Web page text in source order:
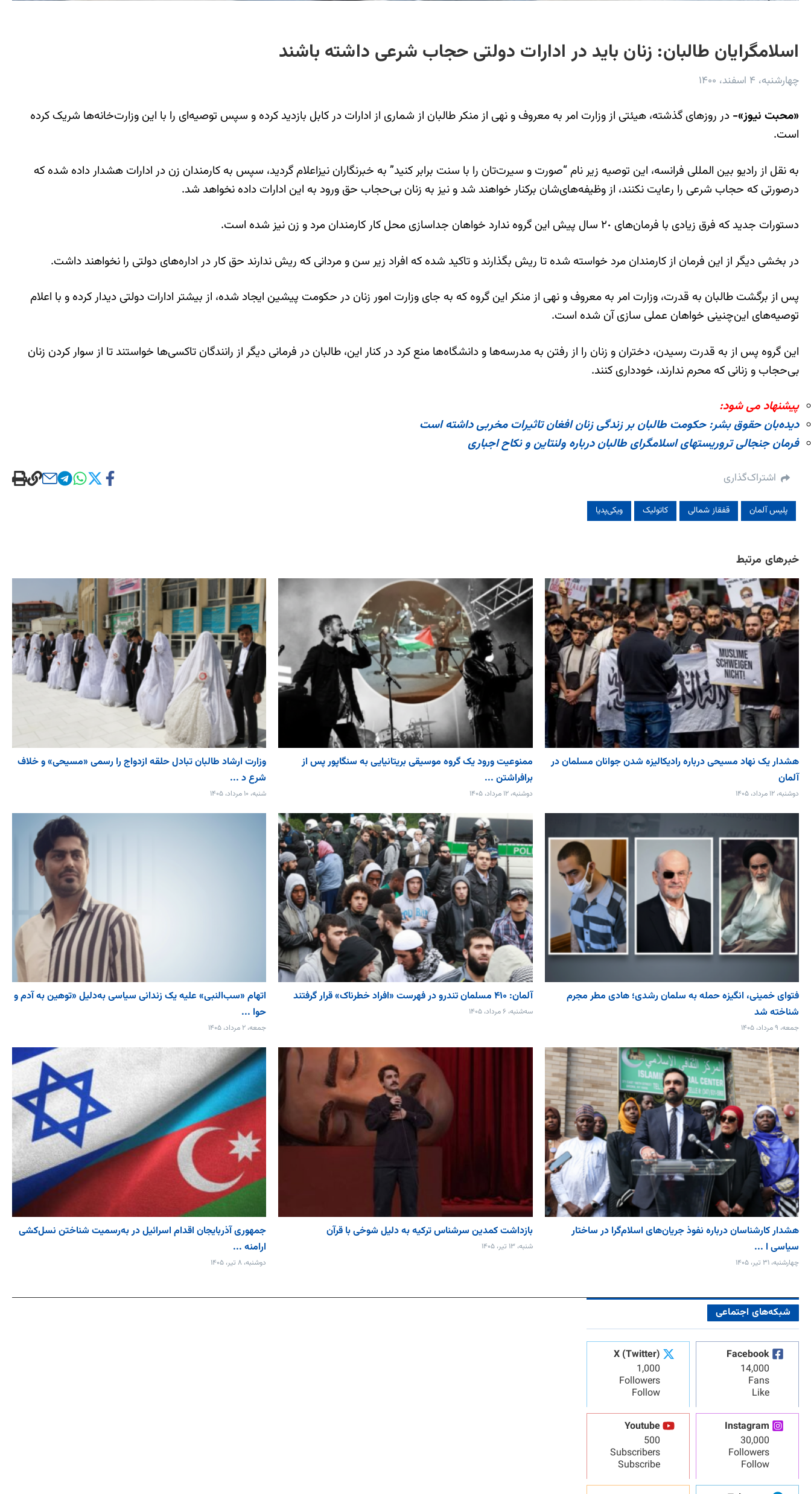
اسلامگرایان طالبان: زنان باید در ادارات دولتی حجاب شرعی داشته باشند
چهارشنبه، ۴ اسفند، ۱۴۰۰
«محبت نیوز»- در روزهای گذشته، هیئتی از وزارت امر به معروف و نهی از منکر طالبان از شماری از ادارات در کابل بازدید کرده و سپس توصیه‌ای را با این وزارت‌خانه‌ها شریک کرده
است.
به نقل از رادیو بین المللی فرانسه، این توصیه زیر نام “صورت و سیرت‌تان را با سنت برابر کنید” به خبرنگاران نیزاعلام گردید، سپس به کارمندان زن در ادارات هشدار داده شده که
درصورتی که حجاب شرعی را رعایت نکنند، از وظیفه‌های‌شان برکنار خواهند شد و نیز به زنان بی‌حجاب حق ورود به این ادارات داده نخواهد شد.
دستورات جدید که فرق زیادی با فرمان‌های ٢٠ سال پیش این گروه ندارد خواهان جداسازی محل کار کارمندان مرد و زن نیز شده است.
در بخشی دیگر از این فرمان از کارمندان مرد خواسته شده تا ریش بگذارند و تاکید شده که افراد زیر سن و مردانی که ریش ندارند حق کار در اداره‌های دولتی را نخواهند داشت.
پس از برگشت طالبان به قدرت، وزارت امر به معروف و نهی از منکر این گروه که به جای وزارت امور زنان در حکومت پیشین ایجاد شده، از بیشتر ادارات دولتی دیدار کرده و با اعلام
توصیه‌های این‌چنینی خواهان عملی سازی آن شده است.
این گروه پس از به قدرت رسیدن، دختران و زنان را از رفتن به مدرسه‌ها و دانشگاه‌ها منع کرد در کنار این، طالبان در فرمانی دیگر از رانندگان تاکسی‌ها خواستند تا از سوار کردن زنان
بی‌حجاب و زنانی که محرم ندارند، خودداری کنند.
پیشنهاد می شود:
دیده‌بان حقوق بشر: حکومت طالبان بر زندگی زنان افغان تاثیرات مخربی داشته است
فرمان جنجالی تروریستهای اسلامگرای طالبان درباره ولنتاین و نکاح اجباری
اشتراک‌گذاری
پلیس آلمان قفقاز شمالی کاتولیک‌ ویکی‌پدیا
خبرهای مرتبط
هشدار یک نهاد مسیحی درباره رادیکالیزه شدن جوانان مسلمان در
آلمان
دوشنبه، ۱۲ مرداد، ۱۴۰۵
ممنوعیت ورود یک گروه موسیقی بریتانیایی به سنگاپور پس از
برافراشتن ...
دوشنبه، ۱۲ مرداد، ۱۴۰۵
وزارت ارشاد طالبان تبادل حلقه ازدواج را رسمی «مسیحی» و خلاف
شرع د ...
شنبه، ۱۰ مرداد، ۱۴۰۵
فتوای خمینی، انگیزه حمله به سلمان رشدی؛ هادی مطر مجرم
شناخته شد
جمعه، ۹ مرداد، ۱۴۰۵
آلمان: ۴۱۰ مسلمان تندرو در فهرست «افراد خطرناک» قرار گرفتند
سه‌شنبه، ۶ مرداد، ۱۴۰۵
اتهام «سب‌النبی» علیه یک زندانی سیاسی به‌دلیل «توهین به آدم و
حوا ...
جمعه، ۲ مرداد، ۱۴۰۵
هشدار کارشناسان درباره نفوذ جریان‌های اسلام‌گرا در ساختار
سیاسی ا ...
چهارشنبه، ۳۱ تیر، ۱۴۰۵
بازداشت کمدین سرشناس ترکیه به دلیل شوخی با قرآن
شنبه، ۱۳ تیر، ۱۴۰۵
جمهوری آذربایجان اقدام اسرائیل در به‌رسمیت شناختن نسل‌کشی
ارامنه ...
دوشنبه، ۸ تیر، ۱۴۰۵
شبکه‌های اجتماعی
Facebook
14,000
Fans
Like
X (Twitter)
1,000
Followers
Follow
Instagram
30,000
Followers
Follow
Youtube
500
Subscribers
Subscribe